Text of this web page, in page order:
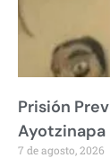
Prisión
Ayotzinapa
7 de agosto, 2026